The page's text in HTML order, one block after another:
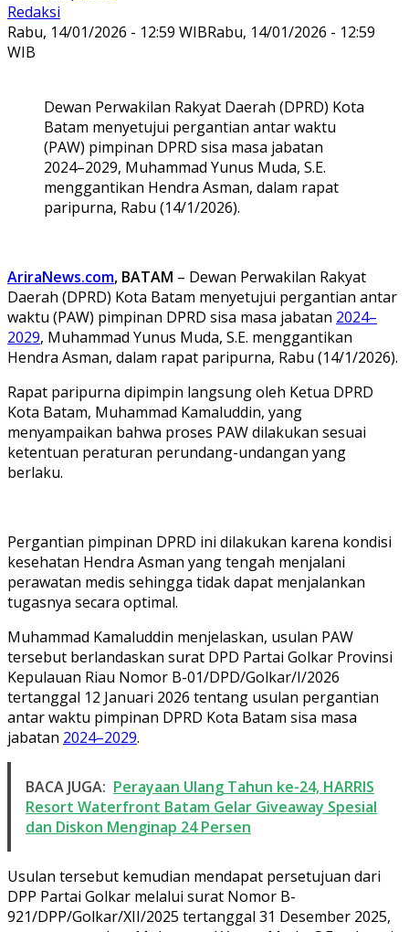
Redaksi
Rabu, 14/01/2026 - 12:59 WIBRabu, 14/01/2026 - 12:59
WIB
Dewan Perwakilan Rakyat Daerah (DPRD) Kota
Batam menyetujui pergantian antar waktu
(PAW) pimpinan DPRD sisa masa jabatan
2024–2029, Muhammad Yunus Muda, S.E.
menggantikan Hendra Asman, dalam rapat
paripurna, Rabu (14/1/2026).
AriraNews.com, BATAM – Dewan Perwakilan Rakyat
Daerah (DPRD) Kota Batam menyetujui pergantian antar
waktu (PAW) pimpinan DPRD sisa masa jabatan 2024–
2029, Muhammad Yunus Muda, S.E. menggantikan
Hendra Asman, dalam rapat paripurna, Rabu (14/1/2026).
Rapat paripurna dipimpin langsung oleh Ketua DPRD
Kota Batam, Muhammad Kamaluddin, yang
menyampaikan bahwa proses PAW dilakukan sesuai
ketentuan peraturan perundang-undangan yang
berlaku.
Pergantian pimpinan DPRD ini dilakukan karena kondisi
kesehatan Hendra Asman yang tengah menjalani
perawatan medis sehingga tidak dapat menjalankan
tugasnya secara optimal.
Muhammad Kamaluddin menjelaskan, usulan PAW
tersebut berlandaskan surat DPD Partai Golkar Provinsi
Kepulauan Riau Nomor B-01/DPD/Golkar/I/2026
tertanggal 12 Januari 2026 tentang usulan pergantian
antar waktu pimpinan DPRD Kota Batam sisa masa
jabatan 2024–2029.
BACA JUGA: Perayaan Ulang Tahun ke-24, HARRIS
Resort Waterfront Batam Gelar Giveaway Spesial
dan Diskon Menginap 24 Persen
Usulan tersebut kemudian mendapat persetujuan dari
DPP Partai Golkar melalui surat Nomor B-
921/DPP/Golkar/XII/2025 tertanggal 31 Desember 2025,